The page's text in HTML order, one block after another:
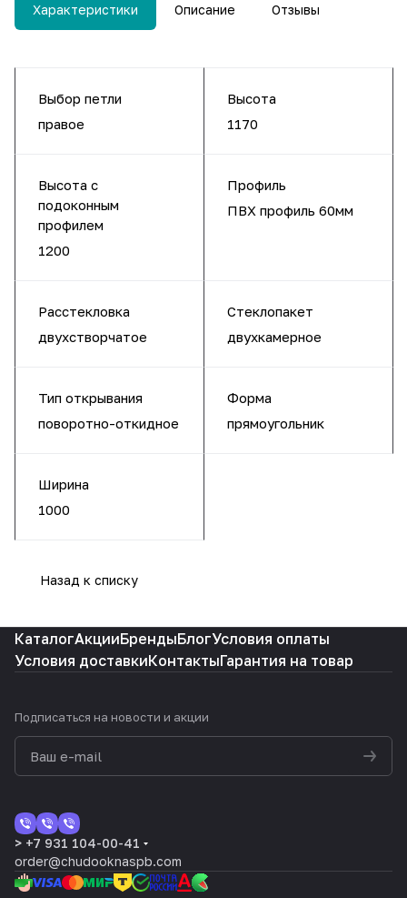
Характеристики Описание Отзывы
Выбор петли
правое
Высота
1170
Высота с
подоконным
профилем
1200
Профиль
ПВХ профиль 60мм
Расстекловка
двухстворчатое
Стеклопакет
двухкамерное
Тип открывания
поворотно-откидное
Форма
прямоугольник
Ширина
1000
Назад к списку
КаталогАкцииБрендыБлогУсловия оплаты
Условия доставкиКонтактыГарантия на товар
Подписаться на новости и акции
> +7 931 104-00-41
order@chudooknaspb.com